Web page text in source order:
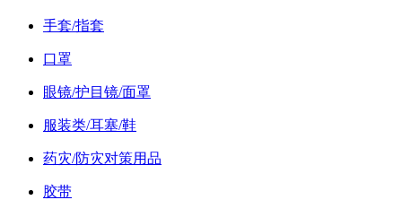
手套/指套
口罩
眼镜/护目镜/面罩
服装类/耳塞/鞋
药灾/防灾对策用品
胶带